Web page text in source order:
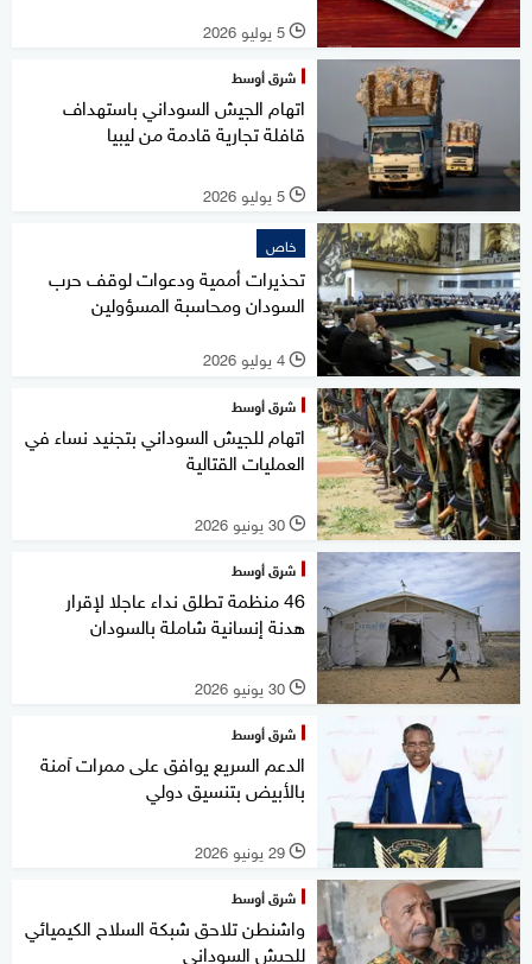
l 5 يوليو 2026
شرق أوسط
اتهام الجيش السوداني باستهداف
قافلة تجارية قادمة من ليبيا
l 5 يوليو 2026
خاص
تحذيرات أممية ودعوات لوقف حرب
السودان ومحاسبة المسؤولين
l 4 يوليو 2026
شرق أوسط
اتهام للجيش السوداني بتجنيد نساء في
العمليات القتالية
l 30 يونيو 2026
شرق أوسط
46 منظمة تطلق نداء عاجلا لإقرار
هدنة إنسانية شاملة بالسودان
l 30 يونيو 2026
شرق أوسط
الدعم السريع يوافق على ممرات آمنة
بالأبيض بتنسيق دولي
l 29 يونيو 2026
شرق أوسط
واشنطن تلاحق شبكة السلاح الكيميائي
للجيش السوداني